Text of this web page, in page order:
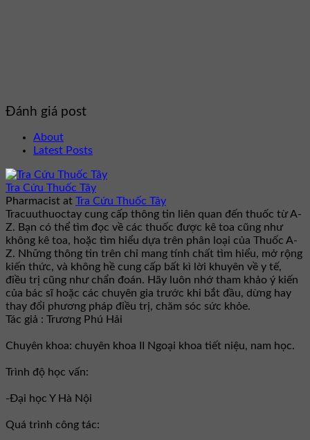
Đánh giá post
About
Latest Posts
Tra Cứu Thuốc Tây
Pharmacist at Tra Cứu Thuốc Tây
Tracuuthuoctay cung cấp thông tin liên quan đến thuốc từ A-
Z. Bạn có thể tìm đọc về các thuốc được kê toa cũng như
không kê toa, hoặc tìm hiểu dựa trên phân loại của Thuốc A-
Z. Những thông tin trên chỉ mang tính chất tìm hiểu, mở rộng
kiến thức, và không hề cung cấp bất kì lời khuyên về y tế,
điều trị cũng như chẩn đoán. Hãy luôn nhớ tham khảo ý kiến
của bác sĩ hoặc các chuyên gia trước khi bắt đầu, dừng hay
thay đổi phương pháp điều trị, chăm sóc sức khỏe.
Tác giả : Trương Phú Hải
Chuyên khoa: chuyên khoa II Ngoại khoa tiết niệu, nam học.
Trình độ học vấn:
-Đại học Y Hà Nội
Quá trình công tác: